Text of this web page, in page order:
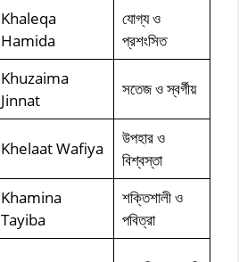
Khaleqa
Hamida
যোগ্য ও
প্রশংসিত
Khuzaima
Jinnat
সতেজ ও স্বর্গীয়
Khelaat Wafiya
উপহার ও
বিশ্বস্তা
Khamina
Tayiba
শক্তিশালী ও
পবিত্রা